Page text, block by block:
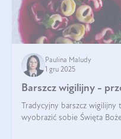
Paulina Maludy
1 gru 2025
Barszcz wigilijny -
Tradycyjny barszcz
wyobrazić sobie Święta